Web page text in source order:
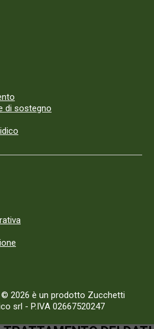
di sostegno
2026 è un prodotto Zucchetti
srl - P.IVA 02667520247